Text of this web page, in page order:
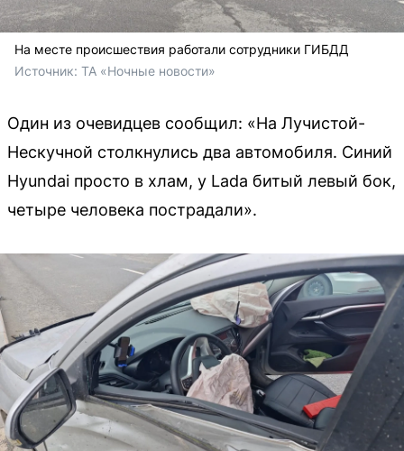
На месте происшествия работали сотрудники ГИБДД
Источник: ТА «Ночные новости»
Один из очевидцев сообщил: «На Лучистой-
Нескучной столкнулись два автомобиля. Синий
Hyundai просто в хлам, у Lada битый левый бок,
четыре человека пострадали».